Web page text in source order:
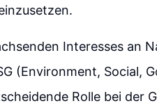
Interesses an
(Environment, Social,
Rolle bei der